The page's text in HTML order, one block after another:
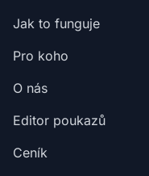
Jak to funguje
Pro koho
O nás
Editor poukazů
Ceník